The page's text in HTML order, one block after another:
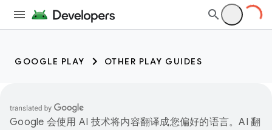
GOOGLE PLAY OTHER PLAY GUIDES
Google 会使用 AI 技术将内容翻译成您偏好的语言。AI 翻